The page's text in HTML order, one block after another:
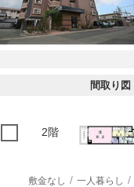
間取り図
2階
敷金なし 一人暮らし